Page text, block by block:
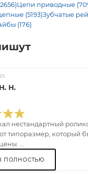
Цепи приводные
(5193)Зубчатые
(176)
Н.
нестандартный
типоразмер, который
...
ПОЛНОСТЬЮ